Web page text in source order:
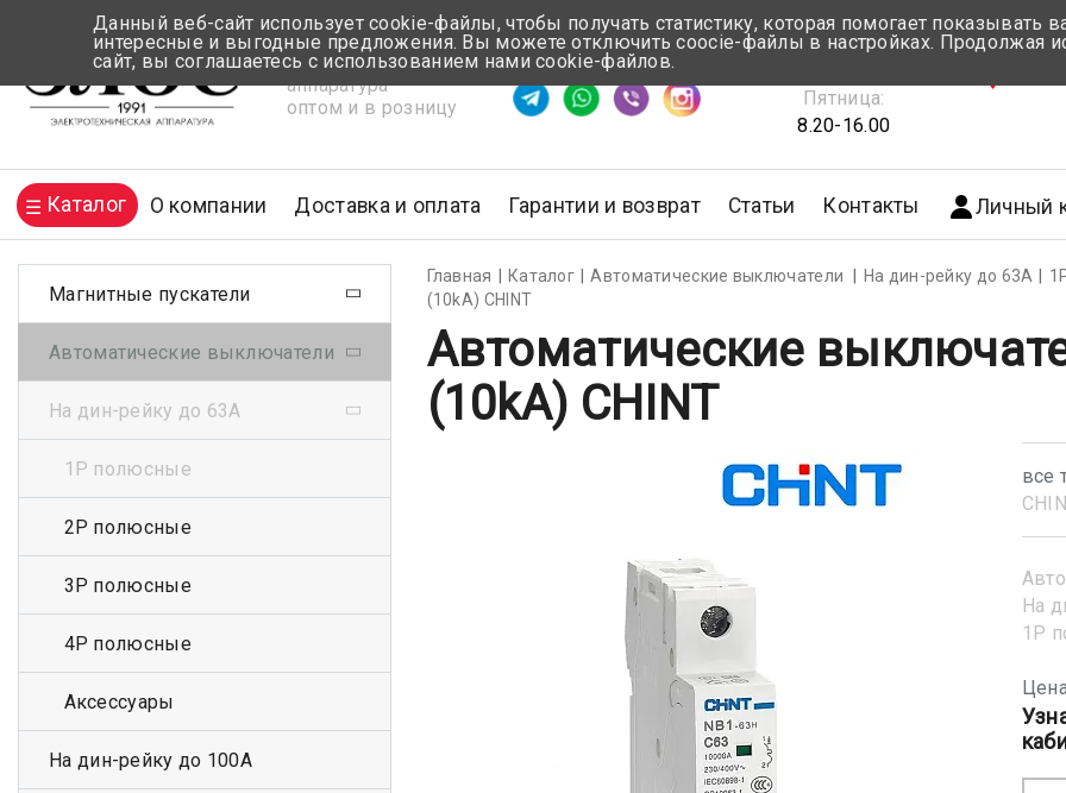
Электротехническая
аппаратура
оптом и в розницу
Время ответа ≈ 5 мин
Понедельник-Четверг:
Пятница:
8.20-16.00
Каталог О компании Доставка и оплата Гарантии и возврат Статьи Контакты Личный
Главная Каталог Автоматические выключатели На дин-рейку до 63А
(10kA) CHINT
Автоматические
(10kA) CHINT
все
На
1Р
Магнитные пускатели
Автоматические выключатели
На дин-рейку до 63А
1Р полюсные
2Р полюсные
3Р полюсные
4Р полюсные
Аксессуары
На дин-рейку до 100А
Данный веб-сайт использует cookie-файлы, чтобы получать статистику, которая помогает показывать
интересные и выгодные предложения. Вы можете отключить coocie-файлы в настройках. Продолжая
сайт, вы соглашаетесь с использованием нами cookie-файлов.